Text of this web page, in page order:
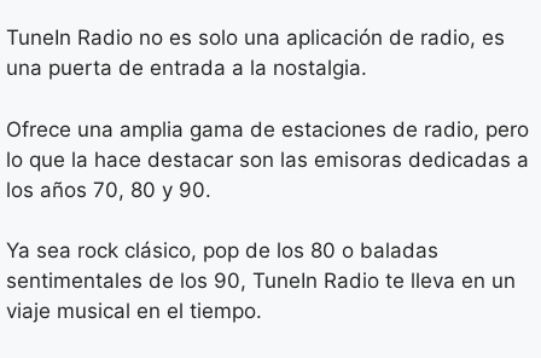
TuneIn Radio no es solo una aplicación de radio, es
una puerta de entrada a la nostalgia.
Ofrece una amplia gama de estaciones de radio, pero
lo que la hace destacar son las emisoras dedicadas a
los años 70, 80 y 90.
Ya sea rock clásico, pop de los 80 o baladas
sentimentales de los 90, TuneIn Radio te lleva en un
viaje musical en el tiempo.